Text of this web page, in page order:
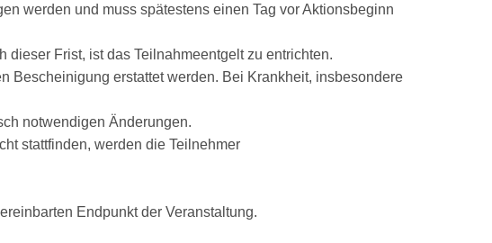
werden und muss spätestens einen Tag vor Aktionsbeginn
Frist, ist das Teilnahmeentgelt zu entrichten.
Bescheinigung erstattet werden. Bei Krankheit, insbesondere
notwendigen Änderungen.
stattfinden, werden die Teilnehmer
Endpunkt der Veranstaltung.